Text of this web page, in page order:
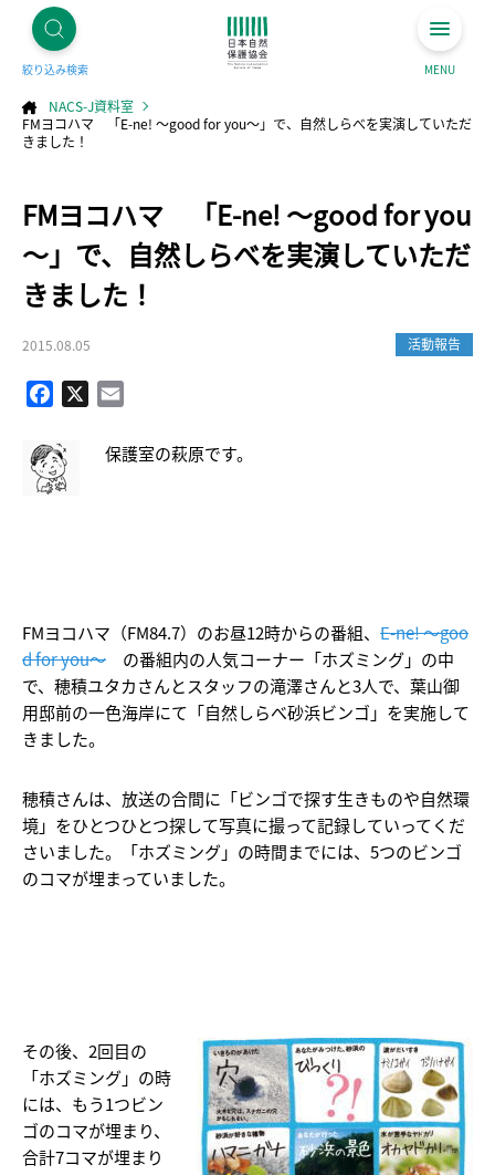
絞り込み検索 MENU
NACS-J資料室
FMヨコハマ 「E-ne! ～good for you～」で、自然しらべを実演していただ
きました！
FMヨコハマ 「E-ne! ～good for you
～」で、自然しらべを実演していただ
きました！
2015.08.05 活動報告
Facebook
保護室の萩原です。
FMヨコハマ（FM84.7）のお昼12時からの番組、 E-ne! ～goo
d for you～ の番組内の人気コーナー「ホズミング」の中
で、穂積ユタカさんとスタッフの滝澤さんと3人で、葉山御
用邸前の一色海岸にて「自然しらべ砂浜ビンゴ」を実施して
きました。
穂積さんは、放送の合間に「ビンゴで探す生きものや自然環
境」をひとつひとつ探して写真に撮って記録していってくだ
さいました。「ホズミング」の時間までには、5つのビンゴ
のコマが埋まっていました。
その後、2回目の
「ホズミング」の時
には、もう1つビン
ゴのコマが埋まり、
合計7コマが埋まり